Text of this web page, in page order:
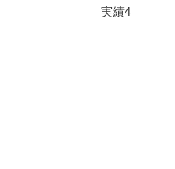
実績4